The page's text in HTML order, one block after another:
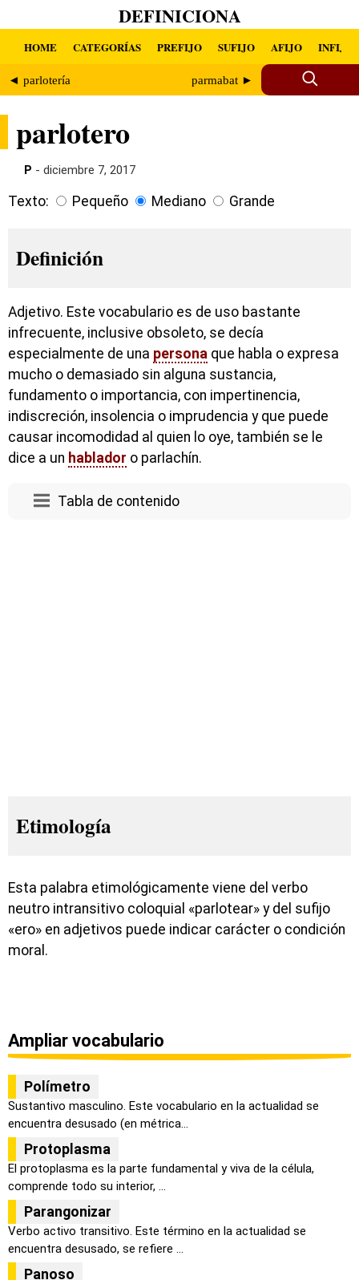
DEFINICIONA
HOME CATEGORÍAS PREFIJO SUFIJO AFIJO INFIJO
◄ parlotería parmabat ►
parlotero
P - diciembre 7, 2017
Texto: Pequeño Mediano Grande
Definición
Adjetivo. Este vocabulario es de uso bastante
infrecuente, inclusive obsoleto, se decía
especialmente de una persona que habla o expresa
mucho o demasiado sin alguna sustancia,
fundamento o importancia, con impertinencia,
indiscreción, insolencia o imprudencia y que puede
causar incomodidad al quien lo oye, también se le
dice a un hablador o parlachín.
Tabla de contenido
Etimología
Esta palabra etimológicamente viene del verbo
neutro intransitivo coloquial «parlotear» y del sufijo
«ero» en adjetivos puede indicar carácter o condición
moral.
Ampliar vocabulario
Polímetro
Sustantivo masculino. Este vocabulario en la actualidad se
encuentra desusado (en métrica...
Protoplasma
El protoplasma es la parte fundamental y viva de la célula,
comprende todo su interior, ...
Parangonizar
Verbo activo transitivo. Este término en la actualidad se
encuentra desusado, se refiere ...
Panoso